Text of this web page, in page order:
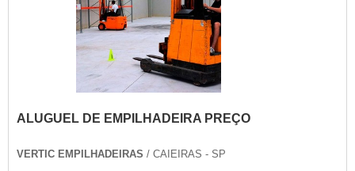
ALUGUEL DE EMPILHADEIRA PREÇO
VERTIC EMPILHADEIRAS / CAIEIRAS - SP